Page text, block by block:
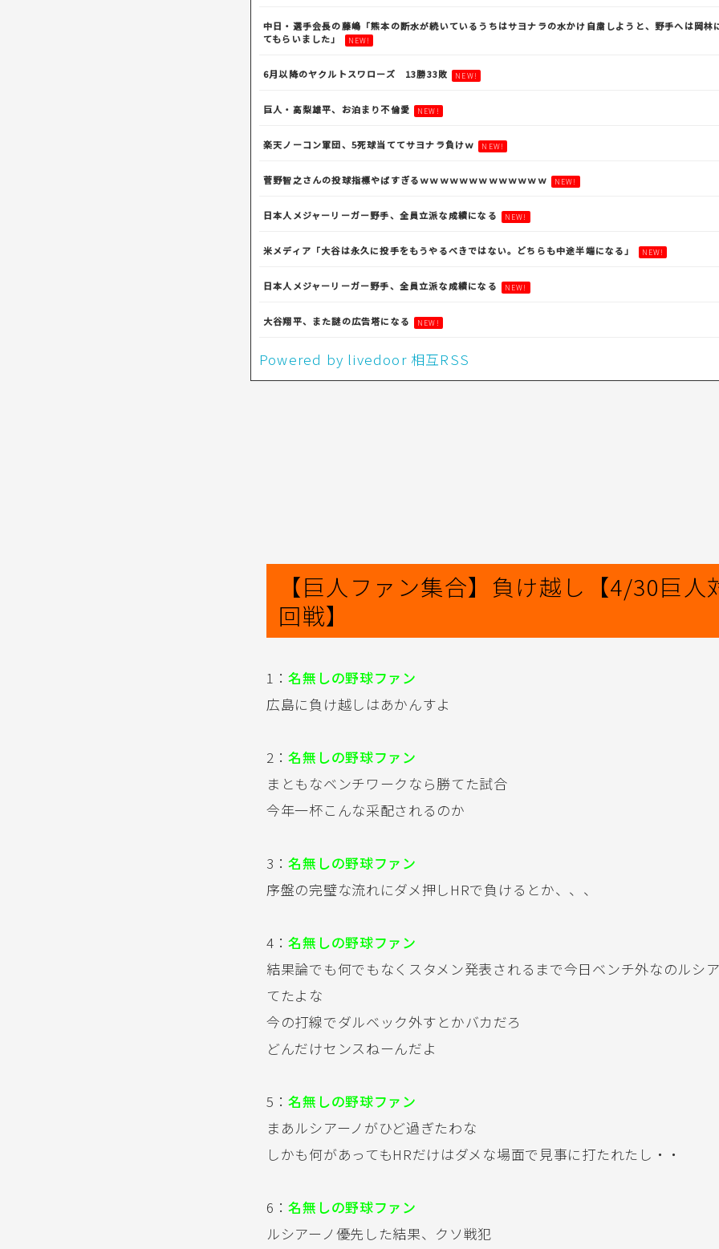
中日・選手会長の藤嶋「熊本の断水が続いているうちはサヨナラの水かけ自粛しようと、野手へは岡林
てもらいました」
NEW!
6月以降のヤクルトスワローズ 13勝33敗 NEW!
巨人・高梨雄平、お泊まり不倫愛 NEW!
楽天ノーコン軍団、5死球当ててサヨナラ負けｗ NEW!
菅野智之さんの投球指標やばすぎるｗｗｗｗｗｗｗｗｗｗｗｗｗ NEW!
日本人メジャーリーガー野手、全員立派な成績になる NEW!
米メディア「大谷は永久に投手をもうやるべきではない。どちらも中途半端になる」 NEW!
日本人メジャーリーガー野手、全員立派な成績になる NEW!
大谷翔平、また謎の広告塔になる NEW!
Powered by livedoor 相互RSS
【巨人ファン集合】負け越し【4/30巨人
回戦】
1：名無しの野球ファン
広島に負け越しはあかんすよ
2：名無しの野球ファン
まともなベンチワークなら勝てた試合
今年一杯こんな采配されるのか
3：名無しの野球ファン
序盤の完璧な流れにダメ押しHRで負けるとか、、、
4：名無しの野球ファン
結果論でも何でもなくスタメン発表されるまで今日ベンチ外なのルシ
てたよな
今の打線でダルベック外すとかバカだろ
どんだけセンスねーんだよ
5：名無しの野球ファン
まあルシアーノがひど過ぎたわな
しかも何があってもHRだけはダメな場面で見事に打たれたし・・
6：名無しの野球ファン
ルシアーノ優先した結果、クソ戦犯